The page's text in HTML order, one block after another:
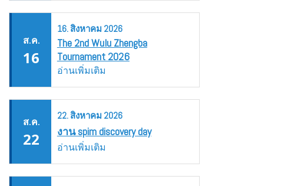
ส.ค.
16
16.สิงหาคม 2026
The 2nd Wulu Zhengba
Tournament 2026
อ่านเพิ่มเติม
ส.ค.
22
22.สิงหาคม 2026
งาน spim discovery day
อ่านเพิ่มเติม